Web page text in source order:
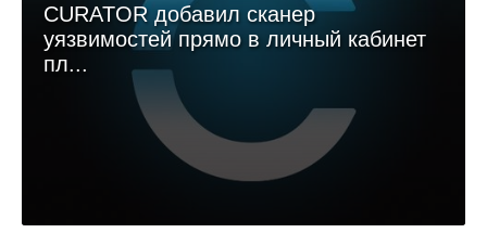
CURATOR добавил сканер
уязвимостей прямо в личный кабинет
пл...